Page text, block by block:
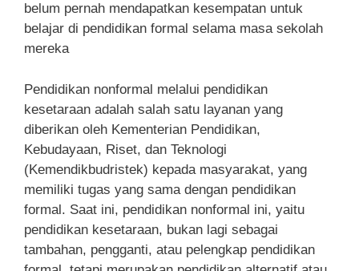
belum pernah mendapatkan kesempatan untuk
belajar di pendidikan formal selama masa sekolah
mereka
Pendidikan nonformal melalui pendidikan
kesetaraan adalah salah satu layanan yang
diberikan oleh Kementerian Pendidikan,
Kebudayaan, Riset, dan Teknologi
(Kemendikbudristek) kepada masyarakat, yang
memiliki tugas yang sama dengan pendidikan
formal. Saat ini, pendidikan nonformal ini, yaitu
pendidikan kesetaraan, bukan lagi sebagai
tambahan, pengganti, atau pelengkap pendidikan